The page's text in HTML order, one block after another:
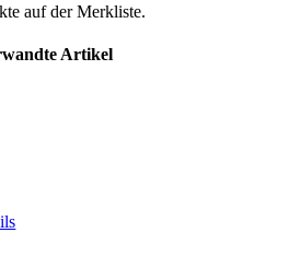
auf der Merkliste.
Artikel